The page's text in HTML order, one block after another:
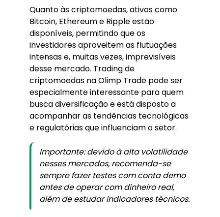
Quanto às criptomoedas, ativos como
Bitcoin, Ethereum e Ripple estão
disponíveis, permitindo que os
investidores aproveitem as flutuações
intensas e, muitas vezes, imprevisíveis
desse mercado. Trading de
criptomoedas na Olimp Trade pode ser
especialmente interessante para quem
busca diversificação e está disposto a
acompanhar as tendências tecnológicas
e regulatórias que influenciam o setor.
Importante: devido à alta volatilidade
nesses mercados, recomenda-se
sempre fazer testes com conta demo
antes de operar com dinheiro real,
além de estudar indicadores técnicos.